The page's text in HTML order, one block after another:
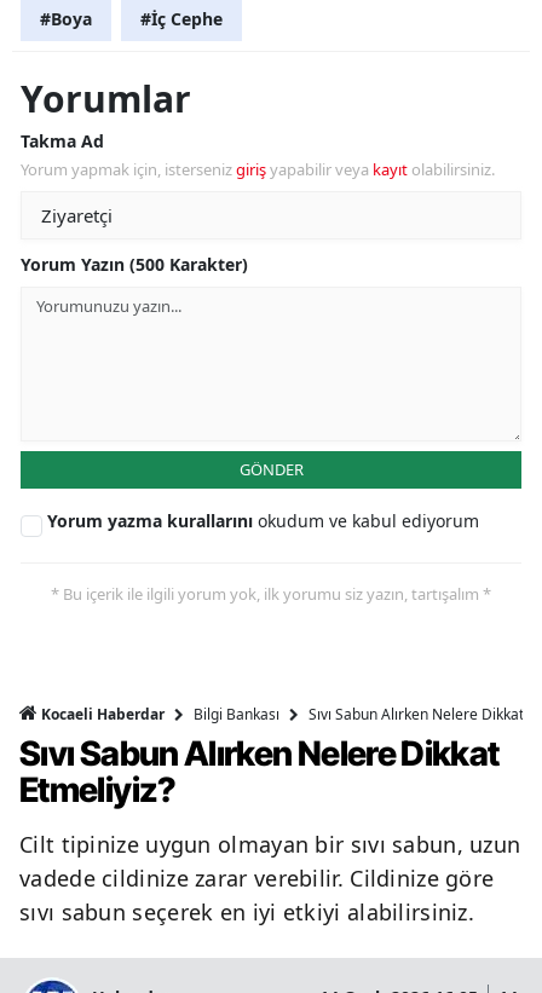
#Boya #İç Cephe
Yorumlar
Takma Ad
Yorum yapmak için, istersenizgirişyapabilir veya kayıt olabilirsiniz.
Yorum Yazın (500 Karakter)
GÖNDER
Yorum yazma kurallarını okudum ve kabul ediyorum
* Bu içerik ile ilgili yorum yok, ilk yorumu siz yazın, tartışalım *
Kocaeli Haberdar Bilgi Bankası Sıvı Sabun Alırken Nelere Dikkat
Sıvı Sabun Alırken Nelere Dikkat
Etmeliyiz?
Cilt tipinize uygun olmayan bir sıvı sabun, uzun
vadede cildinize zarar verebilir. Cildinize göre
sıvı sabun seçerek en iyi etkiyi alabilirsiniz.